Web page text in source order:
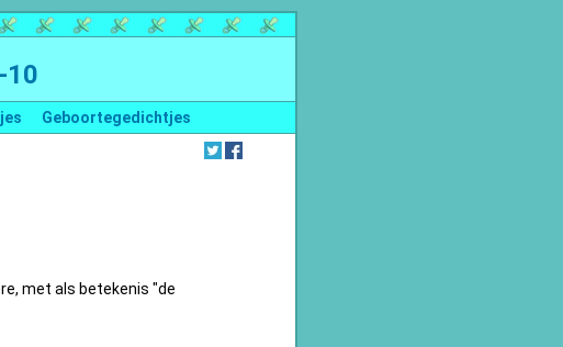
10
Geboortegedichtjes
met als betekenis "de